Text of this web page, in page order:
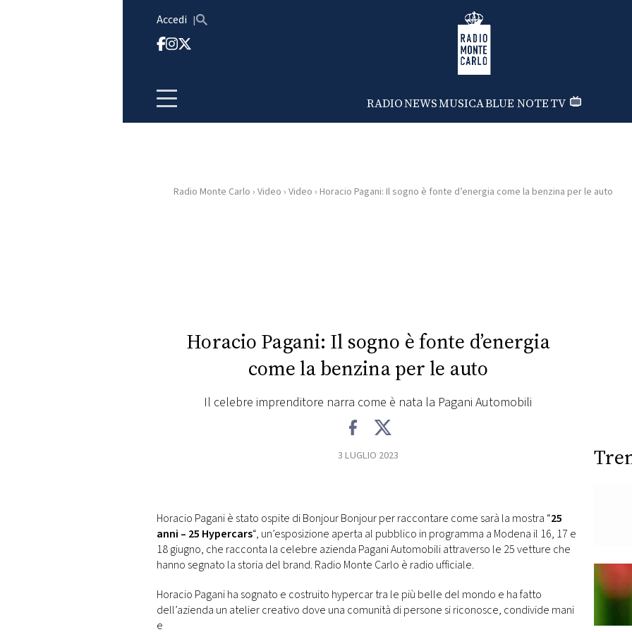
Accedi Radio Monte Carlo
RADIONEWSMUSICABLUE NOTETV
HOME
PLAYLIST
VIDEO
PRINCIPATO
Radio Monte Carlo › Video › Video › Horacio Pagani: Il sogno è fonte d’energia come la benzina per le auto
Horacio Pagani: Il sogno è fonte d’energia
come la benzina per le auto
Il celebre imprenditore narra come è nata la Pagani Automobili
3 LUGLIO 2023
Horacio Pagani è stato ospite di Bonjour Bonjour per raccontare come sarà la mostra “25
anni – 25 Hypercars“, un’esposizione aperta al pubblico in programma a Modena il 16, 17 e
18 giugno, che racconta la celebre azienda Pagani Automobili attraverso le 25 vetture che
hanno segnato la storia del brand. Radio Monte Carlo è radio ufficiale.
Horacio Pagani ha sognato e costruito hypercar tra le più belle del mondo e ha fatto
dell’azienda un atelier creativo dove una comunità di persone si riconosce, condivide mani
e